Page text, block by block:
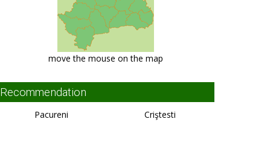
move the mouse on the map
Recommendation
Pacureni Criştesti